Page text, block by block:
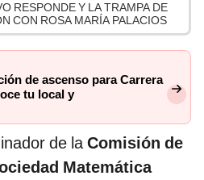
RESPONDE Y LA TRAMPA DE
CON ROSA MARÍA PALACIOS
de ascenso para Carrera
tu local y
de laComisión de
Matemática